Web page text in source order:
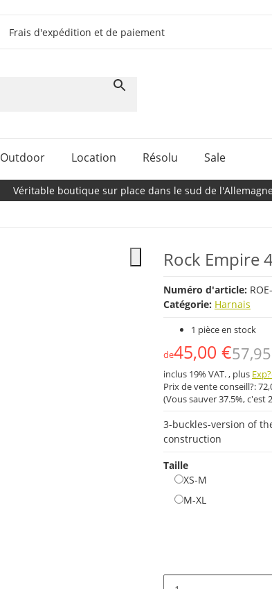
Frais d'expédition et de paiement
Outdoor Location Résolu Sale
Véritable boutique sur place dans le sud de l'Allemagne
Rock Empire
Numéro d'article:
Catégorie: Harnais
1 pièce en stock
de45,00 €
inclus 19% VAT. , plus
Prix ​​de vente conseill?:
(Vous sauver37.5%, c'est
3-buckles-version of
construction
Taille
XS-M
M-XL